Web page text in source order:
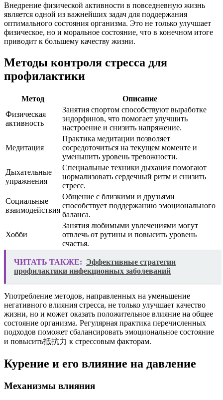
Внедрение физической активности в повседневную жизнь
является одной из важнейших задач для поддержания
оптимального состояния организма. Это не только улучшает
физическое, но и моральное состояние, что в конечном итоге
приводит к большему качеству жизни.
Методы контроля стресса для
профилактики
Метод
Описание
Физическая
активность
Занятия спортом способствуют выработке
эндорфинов, что помогает улучшить
настроение и снизить напряжение.
Медитация
Практика медитации позволяет
сосредоточиться на текущем моменте и
уменьшить уровень тревожности.
Дыхательные
упражнения
Специальные техники дыхания помогают
нормализовать сердечный ритм и снизить
стресс.
Социальные
взаимодействия
Общение с близкими и друзьями
способствует поддержанию эмоционального
баланса.
Хобби
Занятия любимыми увлечениями могут
отвлечь от рутины и повысить уровень
счастья.
ЧИТАТЬ ТАКЖЕ: Эффективные стратегии
профилактики инфекционных заболеваний
Употребление методов, направленных на уменьшение
негативного влияния стресса, не только улучшает качество
жизни, но и может оказать положительное влияние на общее
состояние организма. Регулярная практика перечисленных
подходов поможет сбалансировать эмоциональное состояние
и повысить抵抗力 к стрессовым факторам.
Курение и его влияние на давление
Механизмы влияния